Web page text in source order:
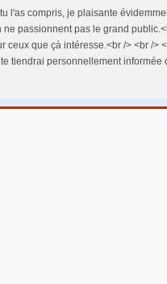
l'as compris, je plaisante
passionnent pas le grand
ceux que çà intéresse.<br /> <br />
tiendrai personnellement informée